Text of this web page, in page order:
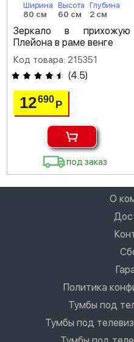
Ширина
80 см
Высота
60 см
Глубина
2 см
Зеркало в прихожую
Плейона в раме венге
Код товара: 215351
(4.5)
12690Р
под заказ
О
Политика
Тумбы под
Тумбы под